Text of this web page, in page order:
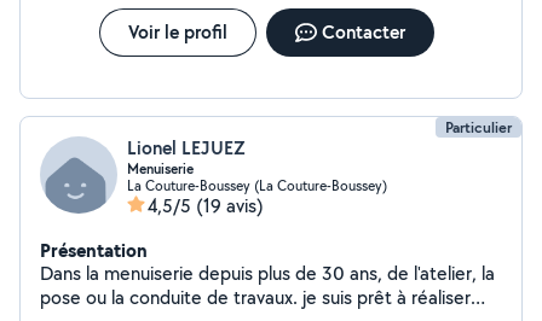
Voir le profil Contacter
Particulier
Lionel LEJUEZ
Menuiserie
La Couture-Boussey (La Couture-Boussey)
4,5/5 (19 avis)
Présentation
Dans la menuiserie depuis plus de 30 ans, de l'atelier, la
pose ou la conduite de travaux. je suis prêt à réaliser